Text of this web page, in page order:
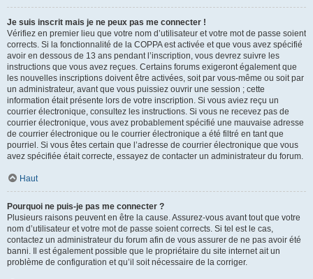
Je suis inscrit mais je ne peux pas me connecter !
Vérifiez en premier lieu que votre nom d’utilisateur et votre mot de passe soient
corrects. Si la fonctionnalité de la COPPA est activée et que vous avez spécifié
avoir en dessous de 13 ans pendant l’inscription, vous devrez suivre les
instructions que vous avez reçues. Certains forums exigeront également que
les nouvelles inscriptions doivent être activées, soit par vous-même ou soit par
un administrateur, avant que vous puissiez ouvrir une session ; cette
information était présente lors de votre inscription. Si vous aviez reçu un
courrier électronique, consultez les instructions. Si vous ne recevez pas de
courrier électronique, vous avez probablement spécifié une mauvaise adresse
de courrier électronique ou le courrier électronique a été filtré en tant que
pourriel. Si vous êtes certain que l’adresse de courrier électronique que vous
avez spécifiée était correcte, essayez de contacter un administrateur du forum.
Haut
Pourquoi ne puis-je pas me connecter ?
Plusieurs raisons peuvent en être la cause. Assurez-vous avant tout que votre
nom d’utilisateur et votre mot de passe soient corrects. Si tel est le cas,
contactez un administrateur du forum afin de vous assurer de ne pas avoir été
banni. Il est également possible que le propriétaire du site internet ait un
problème de configuration et qu’il soit nécessaire de la corriger.